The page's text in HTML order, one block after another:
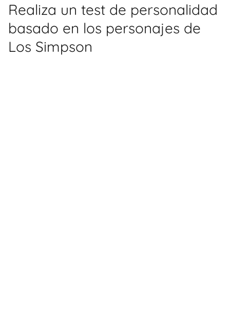
Realiza un test de personalidad
basado en los personajes de
Los Simpson